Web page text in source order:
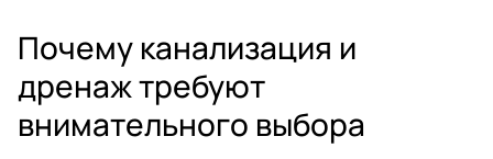
Почему канализация и
дренаж требуют
внимательного выбора